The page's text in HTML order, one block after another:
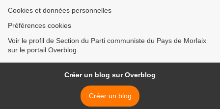
Cookies et données personnelles
Préférences cookies
Voir le profil de Section du Parti communiste du Pays de Morlaix
sur le portail Overblog
Créer un blog sur Overblog
Créer un blog